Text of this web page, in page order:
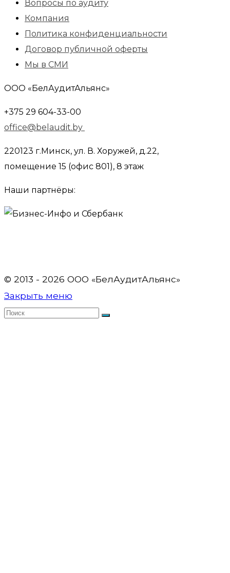
Вопросы по аудиту
Компания
Политика конфиденциальности
Договор публичной оферты
Мы в СМИ
ООО «БелАудитАльянс»
+375 29 604-33-00
office@belaudit.by
220123 г.Минск, ул. В. Хоружей, д.22,
помещение 15 (офис 801), 8 этаж
Наши партнёры:
© 2013 - 2026 OOO «БелАудитАльянс»
Закрыть меню